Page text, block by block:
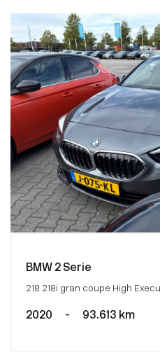
BMW 2 Serie
218 218i gran coupe High
2020 - 93.613 km